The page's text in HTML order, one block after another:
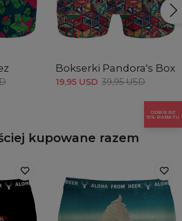
Bokserki Pandora's Box
19,95 USD 39,95 USD
kupowane razem
ODBIERZ
15% RABATU